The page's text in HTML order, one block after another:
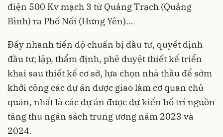
điện 500 Kv mạch 3 từ Quảng Trạch (Quảng
Bình) ra Phố Nối (Hưng Yên)…
Đẩy nhanh tiến độ chuẩn bị đầu tư, quyết định
đầu tư; lập, thẩm định, phê duyệt thiết kế triển
khai sau thiết kế cơ sở, lựa chọn nhà thầu để sớm
khởi công các dự án được giao làm cơ quan chủ
quản, nhất là các dự án được dự kiến bố trí nguồn
tăng thu ngân sách trung ương năm 2023 và
2024.